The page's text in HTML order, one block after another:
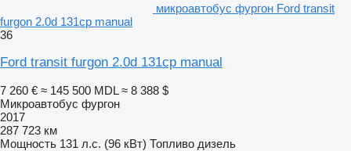
микроавтобус фургон Ford transit
furgon 2.0d 131cp manual
36
Ford transit furgon 2.0d 131cp manual
7 260 € ≈ 145 500 MDL ≈ 8 388 $
Микроавтобус фургон
2017
287 723 км
Мощность 131 л.с. (96 кВт) Топливо дизель